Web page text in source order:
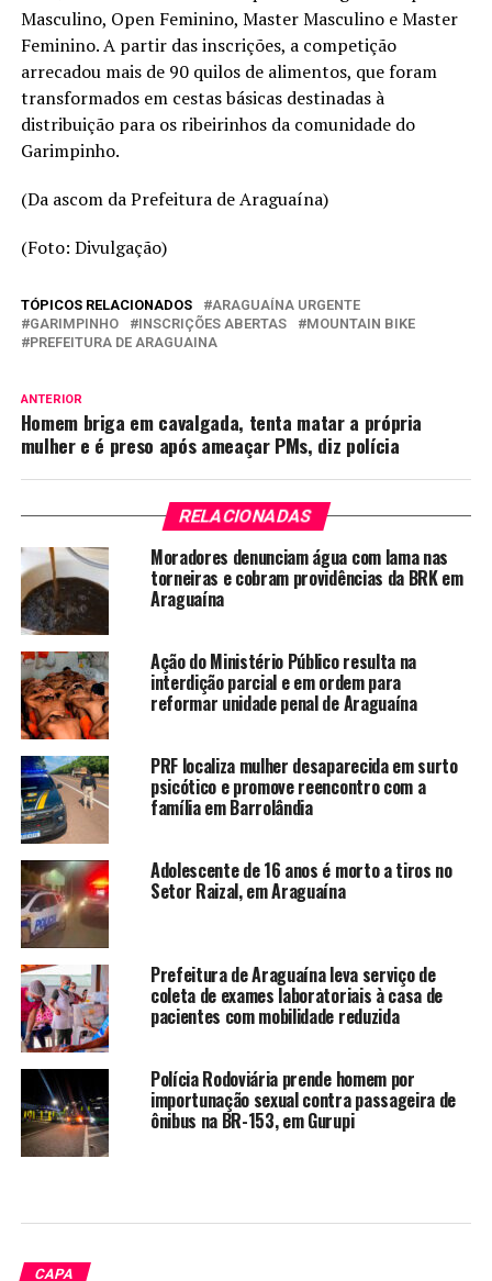
Masculino, Open Feminino, Master Masculino e Master
Feminino. A partir das inscrições, a competição
arrecadou mais de 90 quilos de alimentos, que foram
transformados em cestas básicas destinadas à
distribuição para os ribeirinhos da comunidade do
Garimpinho.
(Da ascom da Prefeitura de Araguaína)
(Foto: Divulgação)
TÓPICOS RELACIONADOS
ARAGUAÍNA URGENTE
GARIMPINHO
INSCRIÇÕES ABERTAS
MOUNTAIN BIKE
PREFEITURA DE ARAGUAINA
ANTERIOR
Homem briga em cavalgada, tenta matar a própria
mulher e é preso após ameaçar PMs, diz polícia
RELACIONADAS
Moradores denunciam água com lama nas
torneiras e cobram providências da BRK em
Araguaína
Ação do Ministério Público resulta na
interdição parcial e em ordem para
reformar unidade penal de Araguaína
PRF localiza mulher desaparecida em surto
psicótico e promove reencontro com a
família em Barrolândia
Adolescente de 16 anos é morto a tiros no
Setor Raizal, em Araguaína
Prefeitura de Araguaína leva serviço de
coleta de exames laboratoriais à casa de
pacientes com mobilidade reduzida
Polícia Rodoviária prende homem por
importunação sexual contra passageira de
ônibus na BR-153, em Gurupi
CAPA